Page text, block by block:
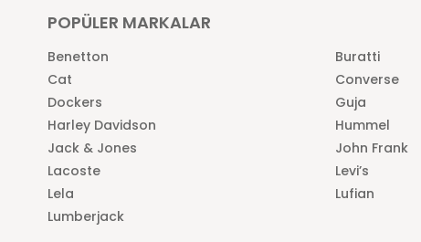
POPÜLER MARKALAR
Benetton
Buratti
Cat
Converse
Dockers
Guja
Harley Davidson
Hummel
Jack & Jones
John Frank
Lacoste
Levi’s
Lela
Lufian
Lumberjack